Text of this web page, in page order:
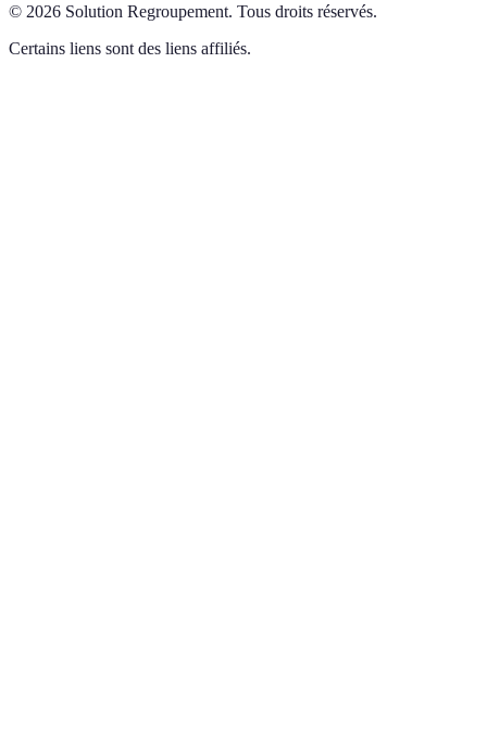
© 2026 Solution Regroupement. Tous droits réservés.
Certains liens sont des liens affiliés.